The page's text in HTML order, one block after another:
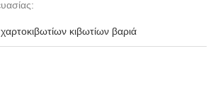
κιβωτίων βαριά